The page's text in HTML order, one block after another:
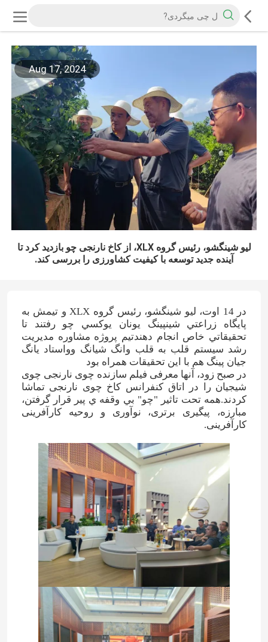
Aug 17, 2024
لیو شینگشو، رئیس گروه XLX، از کاخ نارنجی چو بازدید کرد تا
آینده جدید توسعه با کیفیت کشاورزی را بررسی کند.
در 14 اوت، ليو شينگشو، رئيس گروه XLX و تيمش به
پايگاه زراعتي شينپينگ يونان يوکسي چو رفتند تا
تحقيقاتي خاص انجام دهندتیم پروژه مشاوره مدیریت
رشد سیستم قلب به قلب وانگ شیانگ وواستاد يانگ
جيان پينگ هم با اين تحقيقات همراه بود
در صبح زود، آنها معرفی فیلم سازنده چوی نارنجی چوی
شیجیان را در اتاق کنفرانس کاخ چوی نارنجی تماشا
کردند.همه تحت تاثير "چو" بي وقفه ي پير قرار گرفتن،
مبارزه، پیگیری برتری، نوآوری و روحیه کارآفرینی
کارآفرینی.